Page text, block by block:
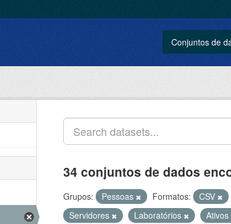
Conjuntos de
34 conjuntos de dados
Grupos: Pessoas Formatos: CSV
Servidores
Laboratórios Ativos